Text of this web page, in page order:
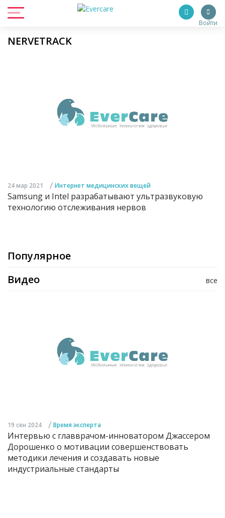
Войти
NERVETRACK
24 мар 2021 / Интернет медицинских вещей
Samsung и Intel разрабатывают ультразвуковую
технологию отслеживания нервов
Популярное
все
Видео
19 сен 2024 / Время эксперта
Интервью с главврачом-инноватором Джассером
Дорошенко о мотивации совершенствовать
методики лечения и создавать новые
индустриальные стандарты